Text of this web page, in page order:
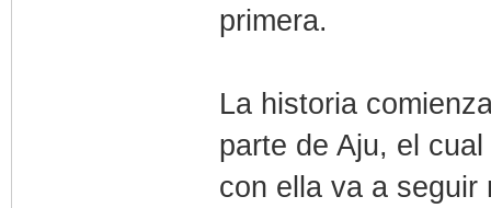
primera.
La historia
parte de Aju, el
con ella va a seguir